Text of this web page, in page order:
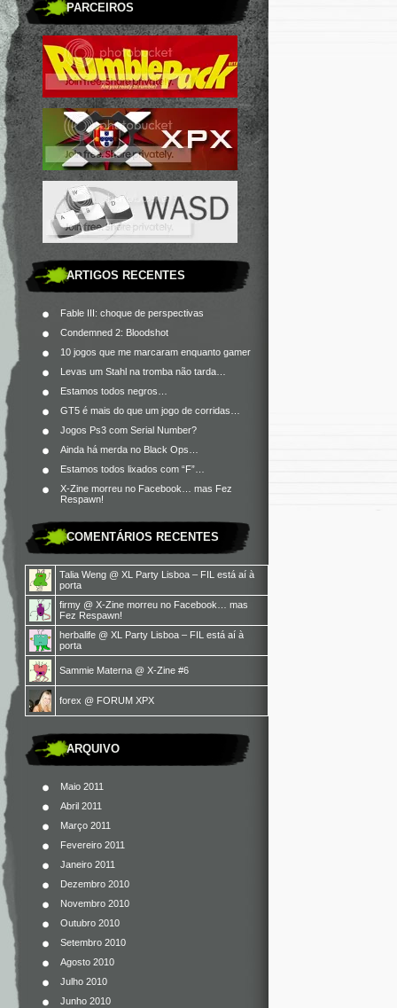
PARCEIROS
ARTIGOS RECENTES
Fable III: choque de perspectivas
Condemned 2: Bloodshot
10 jogos que me marcaram enquanto gamer
Levas um Stahl na tromba não tarda…
Estamos todos negros…
GT5 é mais do que um jogo de corridas…
Jogos Ps3 com Serial Number?
Ainda há merda no Black Ops…
Estamos todos lixados com “F”…
X-Zine morreu no Facebook… mas Fez
Respawn!
COMENTÁRIOS RECENTES
Talia Weng @ XL Party Lisboa – FIL está aí à
porta
firmy @ X-Zine morreu no Facebook… mas
Fez Respawn!
herbalife @ XL Party Lisboa – FIL está aí à
porta
Sammie Materna @ X-Zine #6
forex @ FORUM XPX
ARQUIVO
Maio 2011
Abril 2011
Março 2011
Fevereiro 2011
Janeiro 2011
Dezembro 2010
Novembro 2010
Outubro 2010
Setembro 2010
Agosto 2010
Julho 2010
Junho 2010